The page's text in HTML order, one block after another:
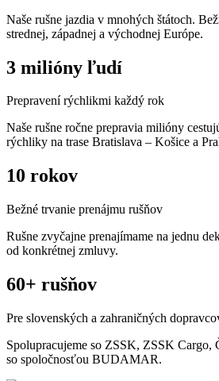
Naše rušne jazdia v mnohých štátoch.
strednej, západnej a východnej Európe.
3 milióny ľudí
Prepravení rýchlikmi každý rok
Naše rušne ročne prepravia milióny
rýchliky na trase Bratislava – Košice a
10 rokov
Bežné trvanie prenájmu rušňov
Rušne zvyčajne prenajímame na jednu
od konkrétnej zmluvy.
60+ rušňov
Pre slovenských a zahraničných
Spolupracujeme so ZSSK, ZSSK Cargo,
so spoločnosťou BUDAMAR.